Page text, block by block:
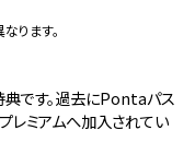
ります。
レミアムへ加入されてい